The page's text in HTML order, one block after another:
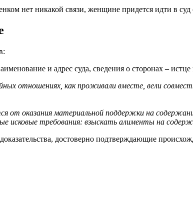
нет никакой связи, женщине придется идти в суд
и адрес суда, сведения о сторонах –
отношениях, как проживали вместе, вели
от оказания материальной поддержки на
исковые требования: взыскать алименты на
достоверно подтверждающие